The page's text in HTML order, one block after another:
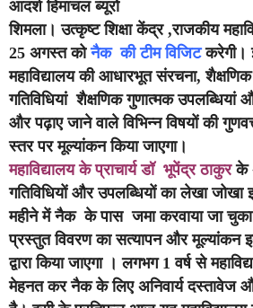
आदर्श हिमाचल ब्यूरो
शिमला।उत्कृष्ट शिक्षा केंद्र ,राजकीय
25 अगस्त कोनैक की टीम विजिटकरेगी।
महाविद्यालय की आधारभूत संरचना,
गतिविधियां शैक्षणिक गुणात्मक उपलब्धियां
और पढ़ाए जाने वाले विभिन्न विषयों की
स्तर पर मूल्यांकन किया जाएगा।
महाविद्यालय के प्राचार्य डॉ भूपेंद्र ठाकुर के
गतिविधियों और उपलब्धियों का लेखा जोखा इस
महीने में नैक के पास जमा करवाया जा चुका
प्रस्तुत विवरण का सत्यापन और मूल्यांकन
द्वारा किया जाएगा । लगभग 1 वर्ष से
मेहनत कर नैक के लिए अनिवार्य दस्तावेज